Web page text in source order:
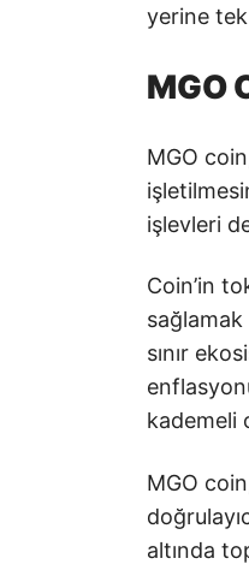
yerine
MGO
MGO
işlevleri
Coin’in
sağlamak
sınır
kademeli
MGO
altında